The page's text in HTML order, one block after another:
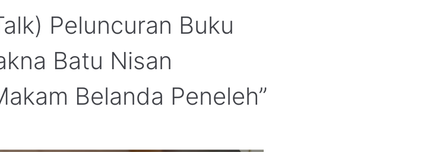
Peluncuran Buku
Batu Nisan
Belanda Peneleh”